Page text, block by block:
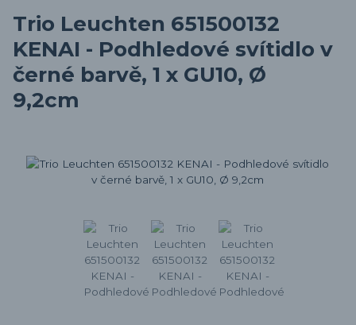
Trio Leuchten 651500132
KENAI - Podhledové svítidlo v
černé barvě, 1 x GU10, Ø
9,2cm